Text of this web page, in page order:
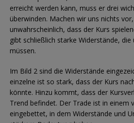
erreicht werden kann, muss er drei
überwinden. Machen wir uns nichts
unwahrscheinlich, dass der Kurs
gibt schließlich starke Widerstände,
müssen.
Im Bild 2 sind die Widerstände
einzelne ist so stark, dass der Kurs
könnte. Hinzu kommt, dass der
Trend befindet. Der Trade ist in einem
eingebettet, in dem Widerstände und